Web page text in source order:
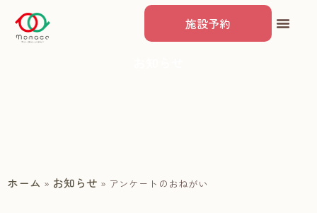
施設予約
ホーム » お知らせ » アンケートのおねがい